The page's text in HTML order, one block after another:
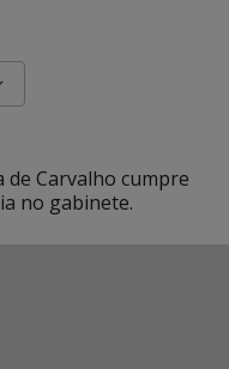
Carvalho cumpre
no gabinete.